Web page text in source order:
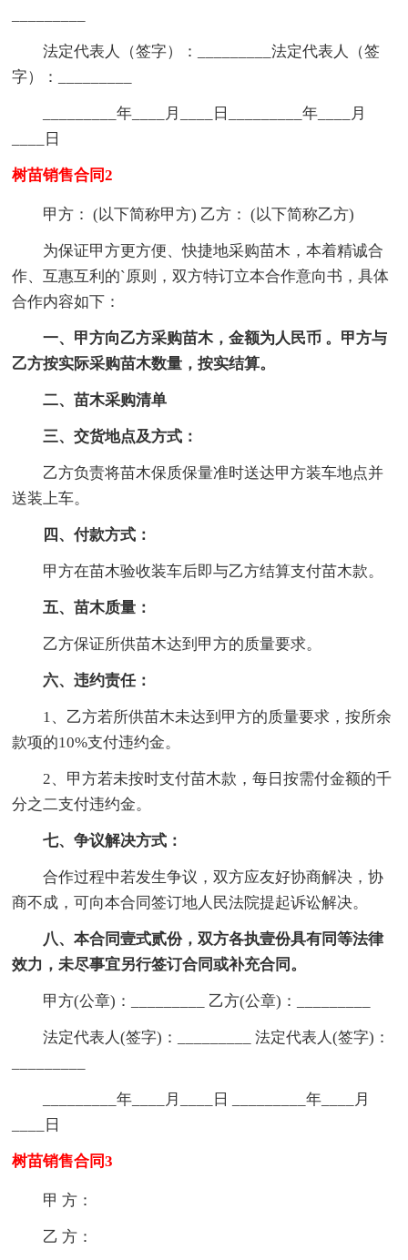
法定代表人（签字）：_________法定代表人（签
字）：_________
_________年____月____日_________年____月
____日
树苗销售合同2
甲方： (以下简称甲方) 乙方： (以下简称乙方)
为保证甲方更方便、快捷地采购苗木，本着精诚合
作、互惠互利的`原则，双方特订立本合作意向书，具体
合作内容如下：
一、甲方向乙方采购苗木，金额为人民币 。甲方与
乙方按实际采购苗木数量，按实结算。
二、苗木采购清单
三、交货地点及方式：
乙方负责将苗木保质保量准时送达甲方装车地点并
送装上车。
四、付款方式：
甲方在苗木验收装车后即与乙方结算支付苗木款。
五、苗木质量：
乙方保证所供苗木达到甲方的质量要求。
六、违约责任：
1、乙方若所供苗木未达到甲方的质量要求，按所余
款项的10%支付违约金。
2、甲方若未按时支付苗木款，每日按需付金额的千
分之二支付违约金。
七、争议解决方式：
合作过程中若发生争议，双方应友好协商解决，协
商不成，可向本合同签订地人民法院提起诉讼解决。
八、本合同壹式贰份，双方各执壹份具有同等法律
效力，未尽事宜另行签订合同或补充合同。
甲方(公章)：_________ 乙方(公章)：_________
法定代表人(签字)：_________ 法定代表人(签字)：
_________年____月____日 _________年____月
____日
树苗销售合同3
甲 方：
乙 方：